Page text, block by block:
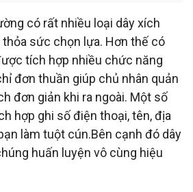
có rất nhiều loại dây xích
sức chọn lựa. Hơn thế có
tích hợp nhiều chức năng
đơn thuần giúp chủ nhân quản
đơn giản khi ra ngoài. Một số
hợp ghi số điện thoại, tên, địa
làm tuột cún.Bên cạnh đó dây
huấn luyện vô cùng hiệu